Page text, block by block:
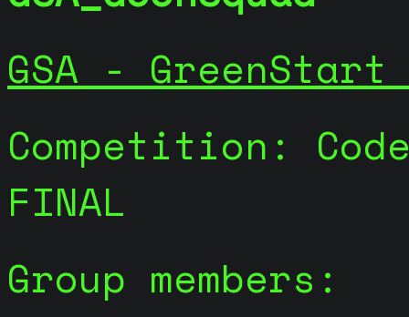
Competition:
FINAL
Group members: